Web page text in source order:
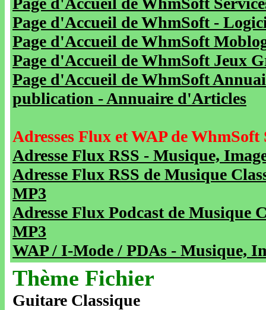
Page d'Accueil de WhmSoft -
Page d'Accueil de WhmSoft
Page d'Accueil de WhmSoft Jeux
Page d'Accueil de WhmSoft
publication - Annuaire d'Articles
Adresses Flux et WAP de WhmSoft
Adresse Flux RSS - Musique,
Adresse Flux RSS de Musique
MP3
Adresse Flux Podcast de Musique
MP3
WAP / I-Mode / PDAs - Musique,
Thème Fichier
Guitare Classique